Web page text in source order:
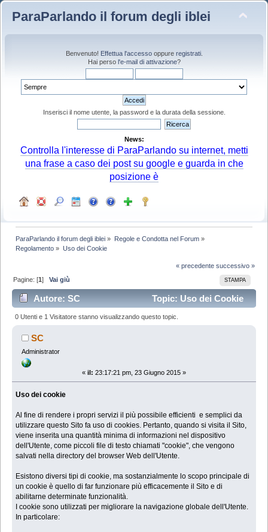
ParaParlando il forum degli iblei
Benvenuto! Effettua l'accessooppure registrati.
Hai perso l'e-mail di attivazione?
Inserisci il nome utente, la password e la durata della sessione.
News:
Controlla l'interesse di ParaParlando su internet, metti
una frase a caso dei post su google e guarda in che
posizione è
ParaParlando il forum degli iblei » Regole e Condotta nel Forum»
Regolamento » Uso dei Cookie
« precedente successivo »
STAMPA
Pagine: [1]Vai giù
Autore: SC
Topic: Uso dei Cookie
(Letto 67510 volte)
0 Utenti e 1 Visitatore stanno visualizzando questo topic.
SC
Administrator
« il: 23:17:21 pm, 23 Giugno 2015 »
Uso dei cookie
Al fine di rendere i propri servizi il più possibile efficienti e semplici da
utilizzare questo Sito fa uso di cookies. Pertanto, quando si visita il Sito,
viene inserita una quantità minima di informazioni nel dispositivo
dell'Utente, come piccoli file di testo chiamati "cookie", che vengono
salvati nella directory del browser Web dell'Utente.
Esistono diversi tipi di cookie, ma sostanzialmente lo scopo principale di
un cookie è quello di far funzionare più efficacemente il Sito e di
abilitarne determinate funzionalità.
I cookie sono utilizzati per migliorare la navigazione globale dell'Utente.
In particolare: